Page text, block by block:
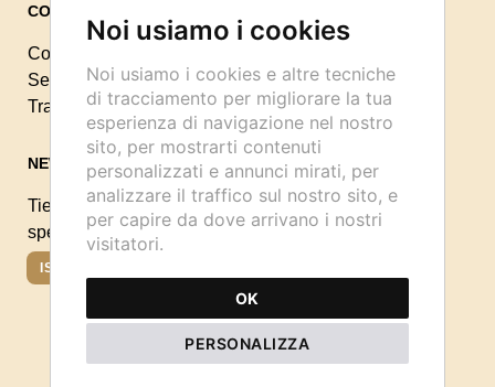
Noi usiamo i cookies
Noi usiamo i cookies e altre tecniche
di tracciamento per migliorare la tua
esperienza di navigazione nel nostro
sito, per mostrarti contenuti
personalizzati e annunci mirati, per
analizzare il traffico sul nostro sito, e
per capire da dove arrivano i nostri
visitatori.
OK
PERSONALIZZA
CONTATTI
Contattaci
Seguici sui Social:
Traccia il tuo ordine
NEWSLETTER
Tieniti aggiornato sulle ultime novità, eventi e offerte
speciali a te dedicate.
ISCRIVIMI